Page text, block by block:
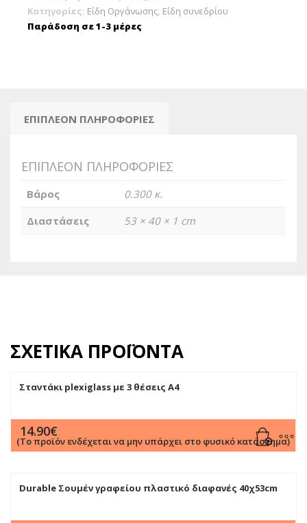
μαύρο
με
Κατηγορίες: Είδη Οργάνωσης, Είδη συνεδρίου
Παράδοση σε 1-3 μέρες
ΕΠΙΠΛΈΟΝ ΠΛΗΡΟΦΟΡΊΕΣ
ΕΠΙΠΛΈΟΝ ΠΛΗΡΟΦΟΡΊΕΣ
Βάρος
0.300 κ.
Διαστάσεις
53 × 40 × 1 cm
ΣΧΕΤΙΚΆ ΠΡΟΪΌΝΤΑ
Σταντάκι plexiglass με 3 θέσεις Α4
14.90€
(Το προϊόν ενδέχεται να μην υπάρχει στο φυσικό κατάστημα)
Durable Σουμέν γραφείου πλαστικό διαφανές 40χ53cm